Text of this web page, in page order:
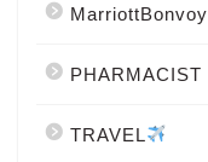
MarriottBonvoy
PHARMACIST
TRAVEL